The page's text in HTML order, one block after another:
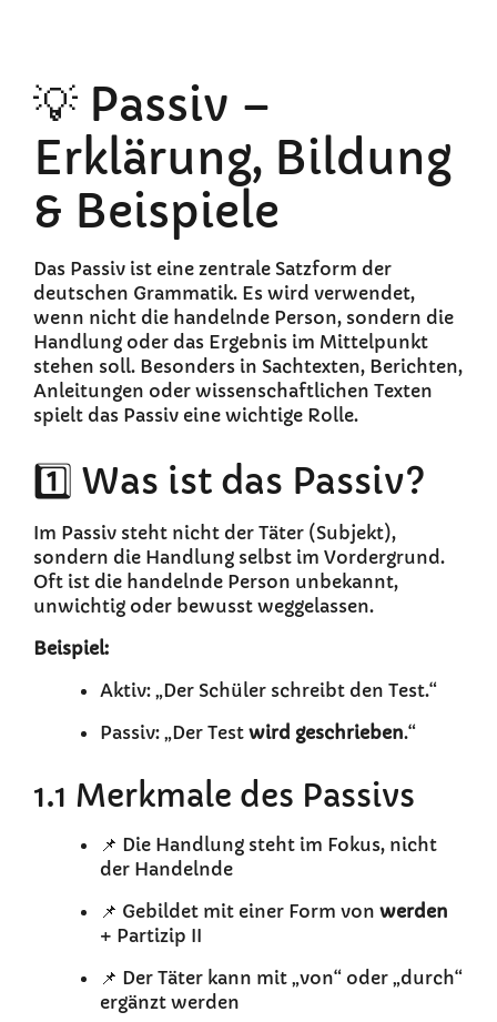
💡 Passiv –
Erklärung, Bildung
& Beispiele
Das Passiv ist eine zentrale Satzform der
deutschen Grammatik. Es wird verwendet,
wenn nicht die handelnde Person, sondern die
Handlung oder das Ergebnis im Mittelpunkt
stehen soll. Besonders in Sachtexten, Berichten,
Anleitungen oder wissenschaftlichen Texten
spielt das Passiv eine wichtige Rolle.
1️⃣ Was ist das Passiv?
Im Passiv steht nicht der Täter (Subjekt),
sondern die Handlung selbst im Vordergrund.
Oft ist die handelnde Person unbekannt,
unwichtig oder bewusst weggelassen.
Beispiel:
Aktiv: „Der Schüler schreibt den Test.“
Passiv: „Der Test wird geschrieben.“
1.1 Merkmale des Passivs
📌 Die Handlung steht im Fokus, nicht
der Handelnde
📌 Gebildet mit einer Form von werden
+ Partizip II
📌 Der Täter kann mit „von“ oder „durch“
ergänzt werden